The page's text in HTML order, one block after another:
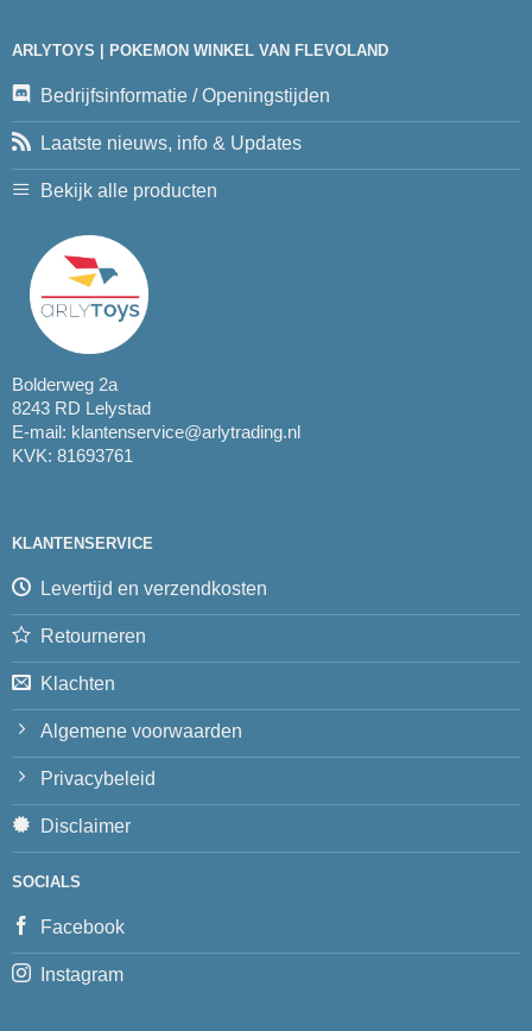
ARLYTOYS | POKEMON WINKEL VAN FLEVOLAND
Bedrijfsinformatie / Openingstijden
Laatste nieuws, info & Updates
Bekijk alle producten
Bolderweg 2a
8243 RD Lelystad
E-mail: klantenservice@arlytrading.nl
KVK: 81693761
KLANTENSERVICE
Levertijd en verzendkosten
Retourneren
Klachten
Algemene voorwaarden
Privacybeleid
Disclaimer
SOCIALS
Facebook
Instagram